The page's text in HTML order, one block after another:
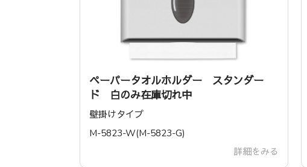
ペーパータオルホルダー スタンダー
ド 白のみ在庫切れ中
壁掛けタイプ
‎M-5823-W(‎M-5823-G)
詳細をみる